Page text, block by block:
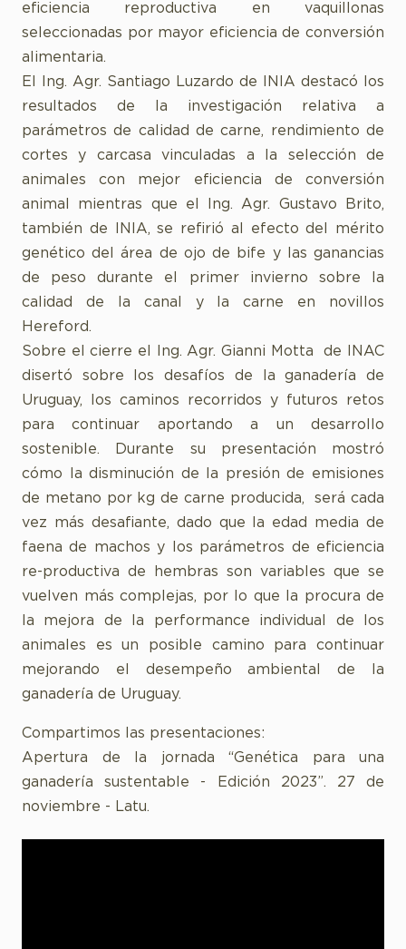
eficiencia reproductiva en vaquillonas
seleccionadas por mayor eficiencia de conversión
alimentaria.
El Ing. Agr. Santiago Luzardo de INIA destacó los
resultados de la investigación relativa a
parámetros de calidad de carne, rendimiento de
cortes y carcasa vinculadas a la selección de
animales con mejor eficiencia de conversión
animal mientras que el Ing. Agr. Gustavo Brito,
también de INIA, se refirió al efecto del mérito
genético del área de ojo de bife y las ganancias
de peso durante el primer invierno sobre la
calidad de la canal y la carne en novillos
Hereford.
Sobre el cierre el Ing. Agr. Gianni Motta de INAC
disertó sobre los desafíos de la ganadería de
Uruguay, los caminos recorridos y futuros retos
para continuar aportando a un desarrollo
sostenible. Durante su presentación mostró
cómo la disminución de la presión de emisiones
de metano por kg de carne producida, será cada
vez más desafiante, dado que la edad media de
faena de machos y los parámetros de eficiencia
re-productiva de hembras son variables que se
vuelven más complejas, por lo que la procura de
la mejora de la performance individual de los
animales es un posible camino para continuar
mejorando el desempeño ambiental de la
ganadería de Uruguay.
Compartimos las presentaciones:
Apertura de la jornada “Genética para una
ganadería sustentable - Edición 2023”. 27 de
noviembre - Latu.